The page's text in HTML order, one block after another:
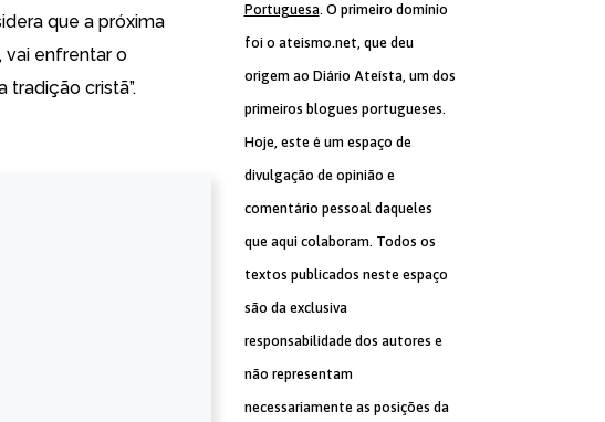
que a próxima
vai enfrentar o
tradição cristã”.
Portuguesa. O primeiro domínio
foi o ateismo.net, que deu
origem ao Diário Ateísta, um dos
primeiros blogues portugueses.
Hoje, este é um espaço de
divulgação de opinião e
comentário pessoal daqueles
que aqui colaboram. Todos os
textos publicados neste espaço
são da exclusiva
responsabilidade dos autores e
não representam
necessariamente as posições da